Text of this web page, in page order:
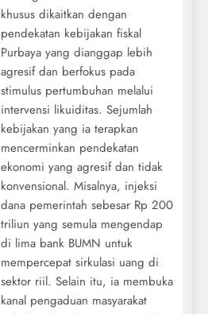
khusus dikaitkan dengan
pendekatan kebijakan fiskal
Purbaya yang dianggap lebih
agresif dan berfokus pada
stimulus pertumbuhan melalui
intervensi likuiditas. Sejumlah
kebijakan yang ia terapkan
mencerminkan pendekatan
ekonomi yang agresif dan tidak
konvensional. Misalnya, injeksi
dana pemerintah sebesar Rp 200
triliun yang semula mengendap
di lima bank BUMN untuk
mempercepat sirkulasi uang di
sektor riil. Selain itu, ia membuka
kanal pengaduan masyarakat